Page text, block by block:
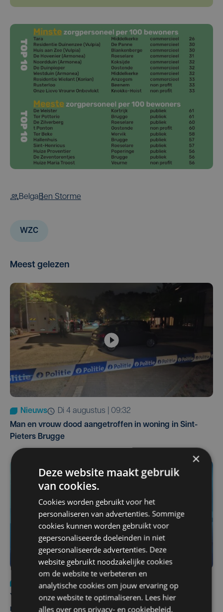
BelgaBen Storme
WZC
Meest gelezen
Nieuws
di 4 augustus | 09:32
Man en vrouw dood aangetroffen in woning in Sint-
Pieters Brugge
Nieuws
do 6 augustus | 21:30
Yaro (19), slachtoffer van vechtpartij, is na
maandenlange coma overleden
×
Deze website maakt gebruik
van cookies.
Cookies worden gebruikt voor het
personaliseren van advertenties. Sommige
cookies kunnen worden gebruikt voor
gepersonaliseerde doeleinden in niet
gepersonaliseerde advertenties. Deze
website gebruikt noodzakelijke cookies
om de website te verbeteren en
analytische cookies om jouw ervaring op
onze website te optimaliseren. Lees hier
alles over ons privacy- en cookiebeleid.